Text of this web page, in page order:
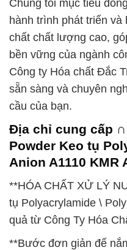
Chúng tôi mục tiêu
hành trình phát triển
chất chất lượng cao,
bền vững của ngành
Công ty Hóa chất Đắc
sẵn sàng và chuyên
cầu của bạn.
Địa chỉ cung cấp
Powder Keo tụ
Anion A1110 KMR
**HÓA CHẤT XỬ LÝ
tụ Polyacrylamide \
quả từ Công Ty Hóa
**Bước đơn giản để